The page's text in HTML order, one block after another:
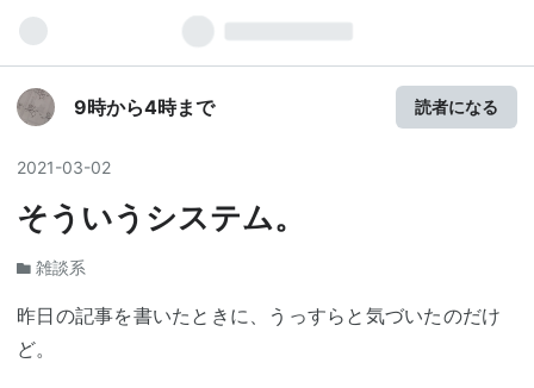
9時から4時まで 読者になる
2021-03-02
そういうシステム。
雑談系
昨日の記事を書いたときに、うっすらと気づいたのだけ
ど。